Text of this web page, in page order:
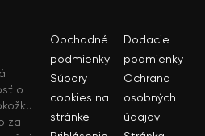
o
za
Obchodné
podmienky
Dodacie
podmienky
Súbory
cookies na
stránke
Ochrana
osobných
údajov